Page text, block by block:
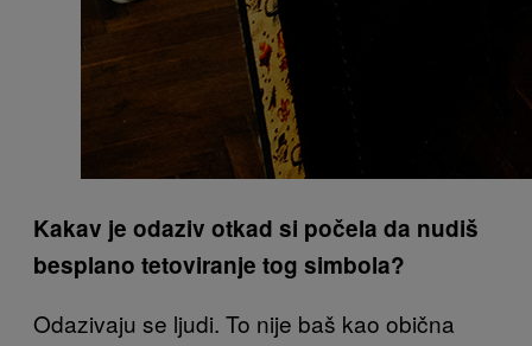
Kakav je odaziv otkad si počela da nudiš
besplano tetoviranje tog simbola?
Odazivaju se ljudi. To nije baš kao obična